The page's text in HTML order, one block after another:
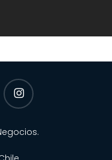
instagram